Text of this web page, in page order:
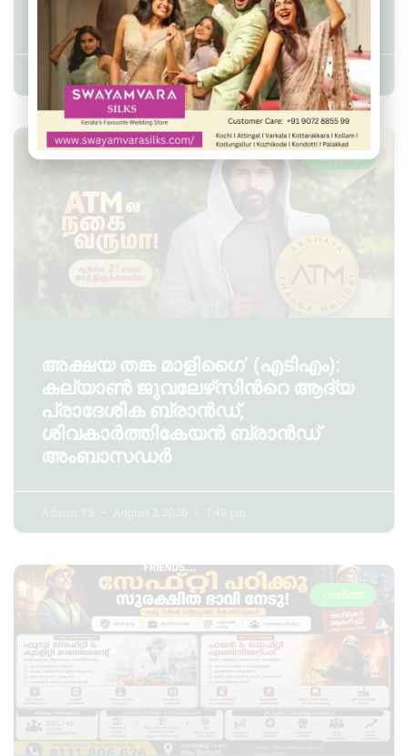
വിതരണം
Admin YS August 4, 2026 11:11 am
ചുറ്റുവട്ടം
അക്ഷയ തങ്ക മാളിഗൈ’ (എടിഎം):
കല്യാണ്‍ ജുവലേഴ്‌സിന്‍റെ ആദ്യ
പ്രാദേശിക ബ്രാന്‍ഡ്,
ശിവകാര്‍ത്തികേയന്‍ ബ്രാന്‍ഡ്
അംബാസഡര്‍
Admin YS August 3, 2026 7:48 pm
വാർത്ത